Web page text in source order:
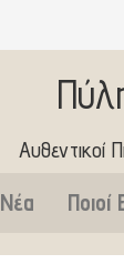
Νέα Ποιοί